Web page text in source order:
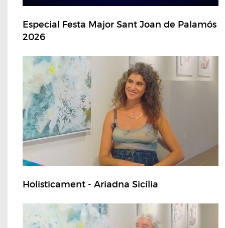
Especial Festa Major Sant Joan de Palamós
2026
Holisticament - Ariadna Sicília